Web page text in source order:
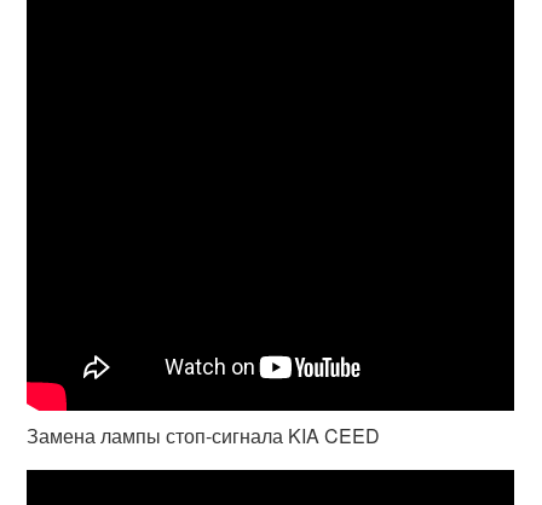
Замена лампы стоп-сигнала KIA CEED